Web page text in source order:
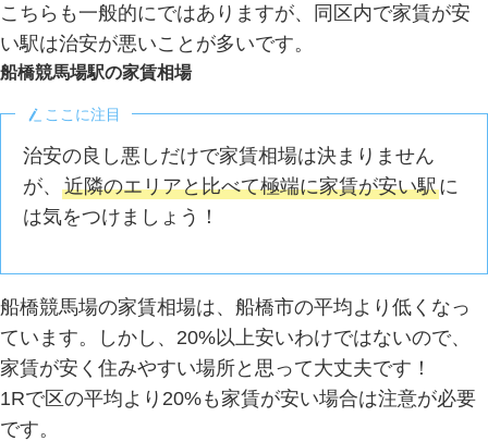
こちらも一般的にではありますが、同区内で家賃が安
い駅は治安が悪いことが多いです。
船橋競馬場駅の家賃相場
ここに注目
治安の良し悪しだけで家賃相場は決まりません
が、近隣のエリアと比べて極端に家賃が安い駅に
は気をつけましょう！
船橋競馬場の家賃相場は、船橋市の平均より低くなっ
ています。しかし、20%以上安いわけではないので、
家賃が安く住みやすい場所と思って大丈夫です！
1Rで区の平均より20%も家賃が安い場合は注意が必要
です。